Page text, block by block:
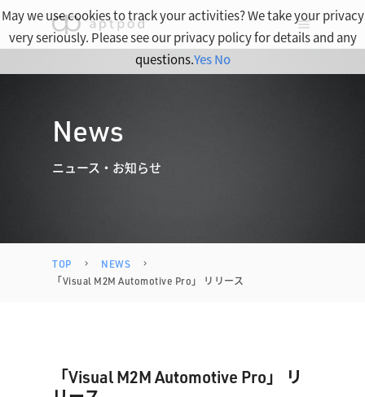
News
ニュース・お知らせ
TOP
NEWS
「Visual M2M Automotive Pro」 リリース
「Visual M2M Automotive Pro」 リ
May we use cookies to track your activities? We take your privacy
very seriously. Please see our privacy policy for details and any
questions.Yes No